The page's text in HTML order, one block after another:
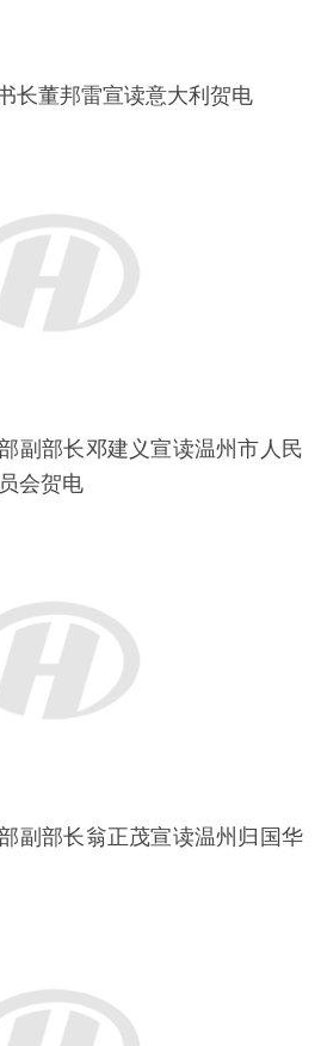
长董邦雷宣读意大利贺电
副部长邓建义宣读温州市人民
会贺电
副部长翁正茂宣读温州归国华